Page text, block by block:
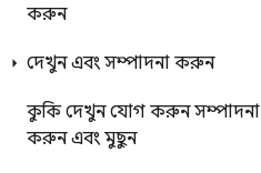
করুন
দেখুন এবং সম্পাদনা করুন
কুকি দেখুনযোগ করুনসম্পাদনা
করুন এবং মুছুন